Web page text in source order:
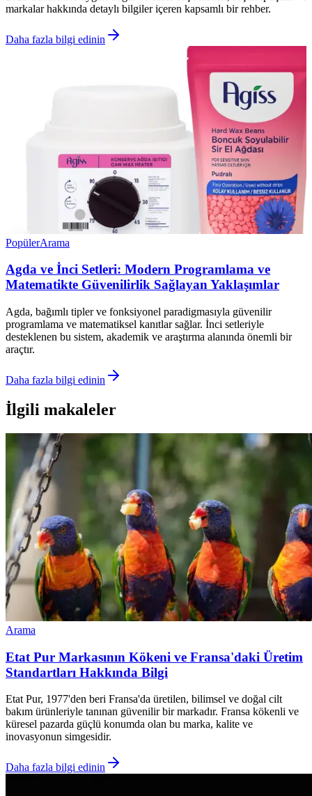
markalar hakkında detaylı bilgiler içeren kapsamlı bir rehber.
Daha fazla bilgi edinin
PopülerArama
Agda ve İnci Setleri: Modern Programlama ve
Matematikte Güvenilirlik Sağlayan Yaklaşımlar
Agda, bağımlı tipler ve fonksiyonel paradigmasıyla güvenilir
programlama ve matematiksel kanıtlar sağlar. İnci setleriyle
desteklenen bu sistem, akademik ve araştırma alanında önemli bir
araçtır.
Daha fazla bilgi edinin
İlgili makaleler
Arama
Etat Pur Markasının Kökeni ve Fransa'daki Üretim
Standartları Hakkında Bilgi
Etat Pur, 1977'den beri Fransa'da üretilen, bilimsel ve doğal cilt
bakım ürünleriyle tanınan güvenilir bir markadır. Fransa kökenli ve
küresel pazarda güçlü konumda olan bu marka, kalite ve
inovasyonun simgesidir.
Daha fazla bilgi edinin